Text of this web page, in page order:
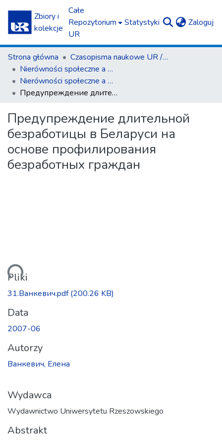
Zbiory i
kolekcje
Całe
Repozytorium
UR
Statystyki Zaloguj
Strona główna
Czasopisma naukowe UR / Scientific Journals
Nierówności społeczne a wzrost gospodarczy
Nierówności społeczne a wzrost gospodarczy z. 10 (2007)
Предупреждение длительной безработицы в Беларуси на основе профилирования безработных граждан
Предупреждение длительной
безработицы в Беларуси на
основе профилирования
безработных граждан
Pliki
31.Ванкевич.pdf(200.26 KB)
Data
2007-06
Autorzy
Ванкевич, Елена
Wydawca
Wydawnictwo Uniwersytetu Rzeszowskiego
Abstrakt